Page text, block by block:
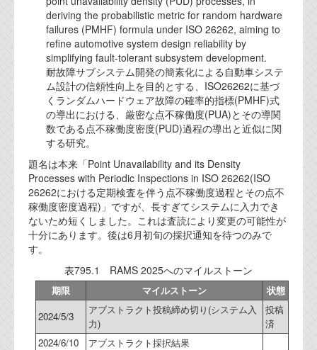
設計ブログ
テクノロジ
外部投稿記事
ブログテーマ
技術文書
ご希望の方は、お問い合わせページから
資料閲覧パスワードをお問い合わせ頂き
ログインをお願い致します。アカウント
名は"opendocument"です。
機能安全用語集
設計用語集
オンラインショップ
お問い合わせ
deriving the probabilistic metric for random hardware
failures (PMHF) formula under ISO 26262, aiming to
refine automotive system design reliability by
simplifying fault-tolerant subsystem development.
耐故障サブシステム開発の簡素化による自動車システ
ム設計の信頼性向上を目的とする、ISO26262に基づ
くランダムハードウェア故障の確率的指標(PMHF)式
の導出における、厳密な点不稼働度(PUA)とその導関
数である点不稼働度密度(PUD)過程の導出と近似に関
する研究。
題名は本来「Point Unavailability and its Density
Processes with Periodic Inspections in ISO 26262(ISO
26262における定期検査を伴う点不稼働度過程とその点不
稼働度密度過程)」ですが、長すぎてシステムに入力でき
ないため短くしました。これは査読により変更の可能性が
十分にあります。後は6月初旬の採択通知を待つのみで
す。
表795.1 RAMS 2025へのマイルストーン
期限 マイルストーン
状態
2024/5/3
アブストラクト投稿締め切り(システム入
力)
投稿
済
2024/6/10
アブストラクト採択結果